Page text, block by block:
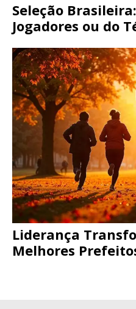
Seleção
Jogadores ou do
Liderança
Melhores